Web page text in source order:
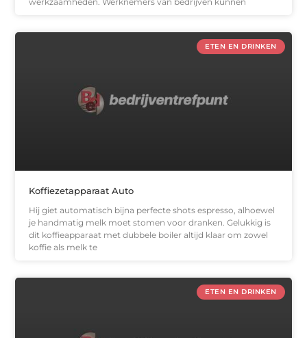
ETEN EN DRINKEN
Koffiezetapparaat Auto
Hij giet automatisch bijna perfecte shots espresso, alhoewel
je handmatig melk moet stomen voor dranken. Gelukkig is
dit koffieapparaat met dubbele boiler altijd klaar om zowel
koffie als melk te
ETEN EN DRINKEN